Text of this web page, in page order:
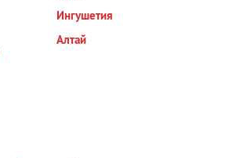
Ингушетия
Алтай